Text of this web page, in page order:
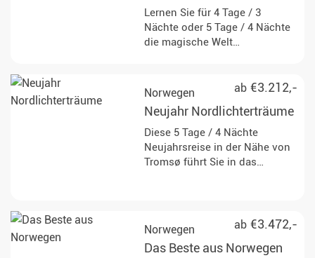
Ihnen und zeigen ihren
einzigartigen Tanz am
Sternenhimmel.
Lernen Sie für 4 Tage / 3
Nächte oder 5 Tage / 4 Nächte
die magische Welt
aus Nordlichterbeobachtung
und verschiedenen,
spannenden Tagesaktivitäten
kennen.
ab €3.212,-
Norwegen
Neujahr Nordlichterträume
Diese 5 Tage / 4 Nächte
Neujahrsreise in der Nähe von
Tromsø führt Sie in das
atemberaubender Natur und
abenteuerlichen Aktivitäten wie
einer Fahrt mit dem
ab €3.472,-
Norwegen
Das Beste aus Norwegen